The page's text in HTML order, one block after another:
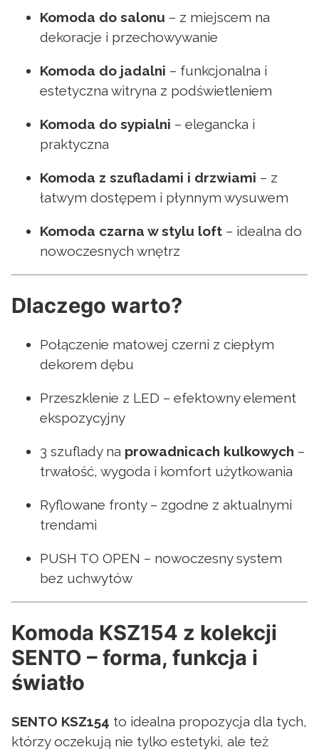
Komoda do salonu – z miejscem na
dekoracje i przechowywanie
Komoda do jadalni – funkcjonalna i
estetyczna witryna z podświetleniem
Komoda do sypialni – elegancka i
praktyczna
Komoda z szufladami i drzwiami – z
łatwym dostępem i płynnym wysuwem
Komoda czarna w stylu loft – idealna do
nowoczesnych wnętrz
Dlaczego warto?
Połączenie matowej czerni z ciepłym
dekorem dębu
Przeszklenie z LED – efektowny element
ekspozycyjny
3 szuflady na prowadnicach kulkowych –
trwałość, wygoda i komfort użytkowania
Ryflowane fronty – zgodne z aktualnymi
trendami
PUSH TO OPEN – nowoczesny system
bez uchwytów
Komoda KSZ154 z kolekcji
SENTO – forma, funkcja i
światło
SENTO KSZ154 to idealna propozycja dla tych,
którzy oczekują nie tylko estetyki, ale też